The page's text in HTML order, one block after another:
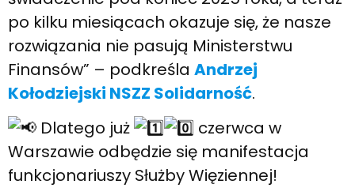
po kilku miesiącach okazuje się, że nasze
rozwiązania nie pasują Ministerstwu
Finansów” – podkreśla Andrzej
Kołodziejski NSZZ Solidarność.
Dlatego już
czerwca w
Warszawie odbędzie się manifestacja
funkcjonariuszy Służby Więziennej!